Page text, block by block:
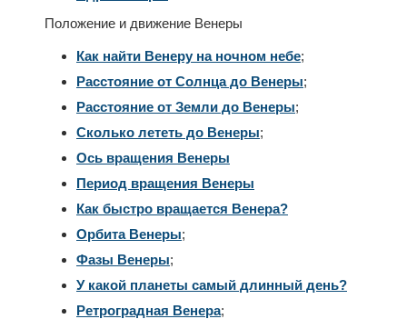
Положение и движение Венеры
Как найти Венеру на ночном небе;
Расстояние от Солнца до Венеры;
Расстояние от Земли до Венеры;
Сколько лететь до Венеры;
Ось вращения Венеры
Период вращения Венеры
Как быстро вращается Венера?
Орбита Венеры;
Фазы Венеры;
У какой планеты самый длинный день?
Ретроградная Венера;